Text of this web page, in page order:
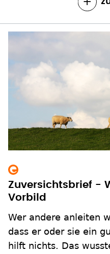
Zuversichtsbrief -
Vorbild
Wer andere anleiten
dass er oder sie ein
hilft nichts. Das